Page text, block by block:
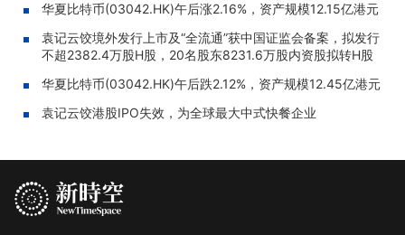
华夏比特币(03042.HK)午后涨2.16%，资产规模12.15亿港元
袁记云饺境外发行上市及“全流通”获中国证监会备案，拟发行
不超2382.4万股H股，20名股东8231.6万股内资股拟转H股
华夏比特币(03042.HK)午后跌2.12%，资产规模12.45亿港元
袁记云饺港股IPO失效，为全球最大中式快餐企业